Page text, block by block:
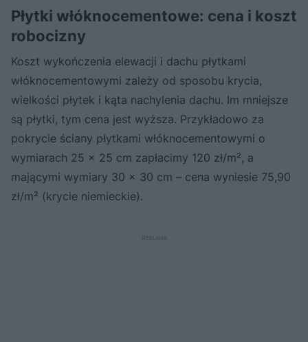
Płytki włóknocementowe: cena i koszt
robocizny
Koszt wykończenia elewacji i dachu płytkami
włóknocementowymi zależy od sposobu krycia,
wielkości płytek i kąta nachylenia dachu. Im mniejsze
są płytki, tym cena jest wyższa. Przykładowo za
pokrycie ściany płytkami włóknocementowymi o
wymiarach 25 x 25 cm zapłacimy 120 zł/m², a
mającymi wymiary 30 x 30 cm – cena wyniesie 75,90
zł/m² (krycie niemieckie).